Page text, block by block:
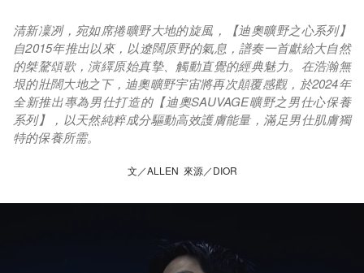
清新凜冽，宛如席捲曠野大地的旋風，【迪奧曠野之心系列】
自2015年推出以來，以遼闊原野的氣息，譜奏一首獻給大自然
的桀驁頌歌，演繹原始真摯、觸動直覺的經典魅力。在浩瀚無
垠的壯闊大地之下，迪奧曠野宇宙將再次顛覆感觀，於2024年
全新推出專為男仕打造的【迪奧SAUVAGE曠野之男仕心保養
系列】，以天然純粹成分驅動高效護膚能量，滿足男仕肌膚獨
特的保養所需。
文／ALLEN 來源／DIOR